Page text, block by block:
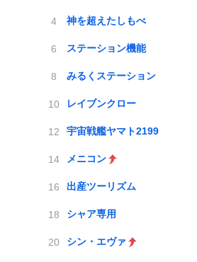
神を超えたしもべ
ステーション機能
みるくステーション
レイブンクロー
宇宙戦艦ヤマト2199
メニコン
出産ツーリズム
シャア専用
シン・エヴァ